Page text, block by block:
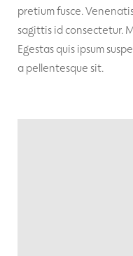
pretium fusce.
sagittis id consectetur.
Egestas quis ipsum
a pellentesque sit.